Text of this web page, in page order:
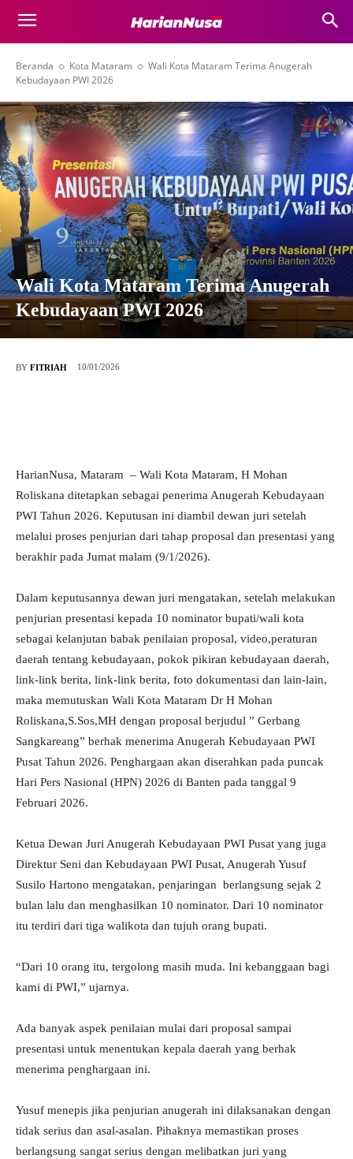
Beranda Kota Mataram
Wali Kota Mataram Terima Anugerah
Kebudayaan PWI 2026
Wali Kota Mataram Terima Anugerah
Kebudayaan PWI 2026
BY FITRIAH 10/01/2026
HarianNusa, Mataram – Wali Kota Mataram, H Mohan
Roliskana ditetapkan sebagai penerima Anugerah Kebudayaan
PWI Tahun 2026. Keputusan ini diambil dewan juri setelah
melalui proses penjurian dari tahap proposal dan presentasi yang
berakhir pada Jumat malam (9/1/2026).
Dalam keputusannya dewan juri mengatakan, setelah melakukan
penjurian presentasi kepada 10 nominator bupati/wali kota
sebagai kelanjutan babak penilaian proposal, video,peraturan
daerah tentang kebudayaan, pokok pikiran kebudayaan daerah,
link-link berita, link-link berita, foto dokumentasi dan lain-lain,
maka memutuskan Wali Kota Mataram Dr H Mohan
Roliskana,S.Sos,MH dengan proposal berjudul ” Gerbang
Sangkareang” berhak menerima Anugerah Kebudayaan PWI
Pusat Tahun 2026. Penghargaan akan diserahkan pada puncak
Hari Pers Nasional (HPN) 2026 di Banten pada tanggal 9
Februari 2026.
Ketua Dewan Juri Anugerah Kebudayaan PWI Pusat yang juga
Direktur Seni dan Kebudayaan PWI Pusat, Anugerah Yusuf
Susilo Hartono mengatakan, penjaringan berlangsung sejak 2
bulan lalu dan menghasilkan 10 nominator. Dari 10 nominator
itu terdiri dari tiga walikota dan tujuh orang bupati.
“Dari 10 orang itu, tergolong masih muda. Ini kebanggaan bagi
kami di PWI,” ujarnya.
Ada banyak aspek penilaian mulai dari proposal sampai
presentasi untuk menentukan kepala daerah yang berhak
menerima penghargaan ini.
Yusuf menepis jika penjurian anugerah ini dilaksanakan dengan
tidak serius dan asal-asalan. Pihaknya memastikan proses
berlangsung sangat serius dengan melibatkan juri yang